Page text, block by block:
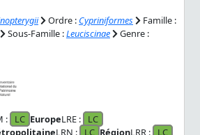
Ordre : Cypriniformes
Famille :
Sous-Famille :Leuciscinae
Genre :
: LC EuropeLRE :
LC
LRN : LC RégionLRR : LC